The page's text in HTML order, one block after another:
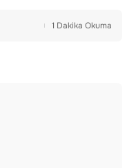
1 Dakika Okuma